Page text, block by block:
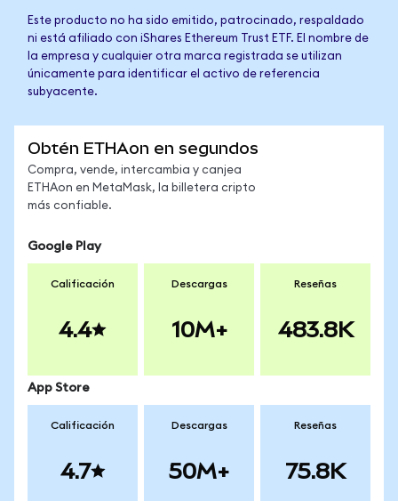
Este producto no ha sido emitido, patrocinado, respaldado
ni está afiliado con iShares Ethereum Trust ETF. El nombre de
la empresa y cualquier otra marca registrada se utilizan
únicamente para identificar el activo de referencia
subyacente.
Obtén ETHAon en segundos
Compra, vende, intercambia y canjea
ETHAon en MetaMask, la billetera cripto
más confiable.
Google Play
Calificación
4.4
Descargas
10M+
Reseñas
483.8K
App Store
Calificación
4.7
Descargas
50M+
Reseñas
75.8K